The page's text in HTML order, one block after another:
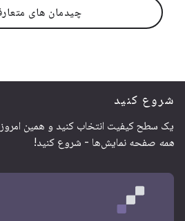
چیدمان های
شروع کنید
یک سطح کیفیت انتخاب کنید و همین
همه صفحه نمایش‌ها - شروع کنید!